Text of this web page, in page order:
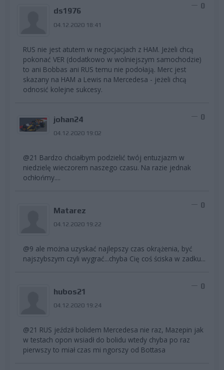
ds1976
04.12.2020 18:41
0
RUS nie jest atutem w negocjacjach z HAM. Jeżeli chcą
pokonać VER (dodatkowo w wolniejszym samochodzie)
to ani Bobbas ani RUS temu nie podołają. Merc jest
skazany na HAM a Lewis na Mercedesa - jeżeli chcą
odnosić kolejne sukcesy.
johan24
04.12.2020 19:02
0
@21 Bardzo chciałbym podzielić twój entuzjazm w
niedzielę wieczorem naszego czasu. Na razie jednak
ochłońmy....
Matarez
04.12.2020 19:22
0
@9 ale można uzyskać najlepszy czas okrążenia, być
najszybszym czyli wygrać...chyba Cię coś ściska w zadku...
hubos21
04.12.2020 19:24
0
@21 RUS jeździł bolidem Mercedesa nie raz, Mazepin jak
w testach opon wsiadł do bolidu wtedy chyba po raz
pierwszy to miał czas mi ngorszy od Bottasa